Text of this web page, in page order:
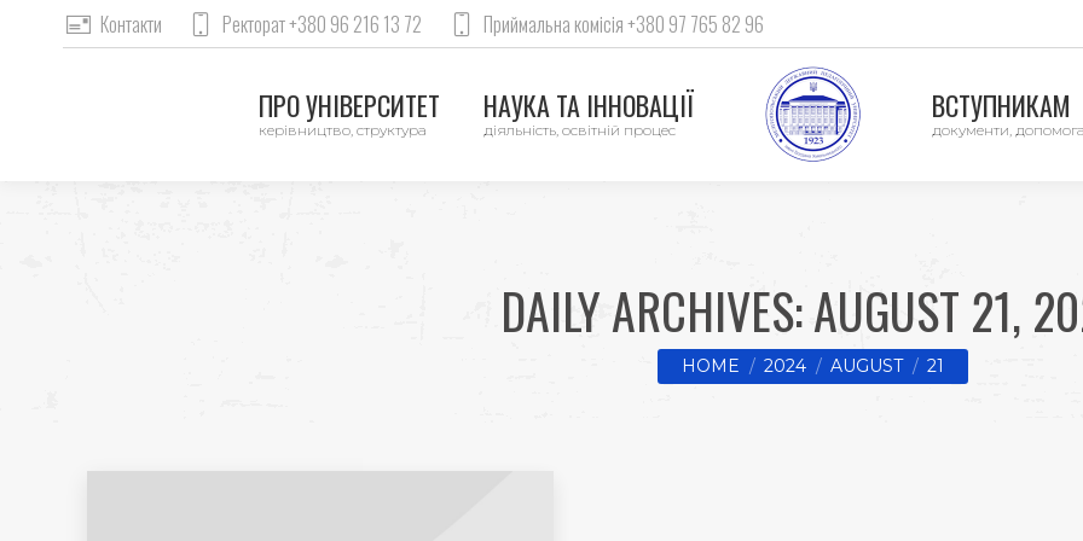
Контакти Ректорат +380 96 216 13 72 Приймальна комісія +380 97 765 82 96
ПРО УНІВЕРСИТЕТ
керівництво, структура
НАУКА ТА ІННОВАЦІЇ
діяльність, освітній процес
ВСТУПНИКАМ
документи, допомога
DAILY ARCHIVES:AUGUST 21,
You are here:
HOME 2024 AUGUST 21